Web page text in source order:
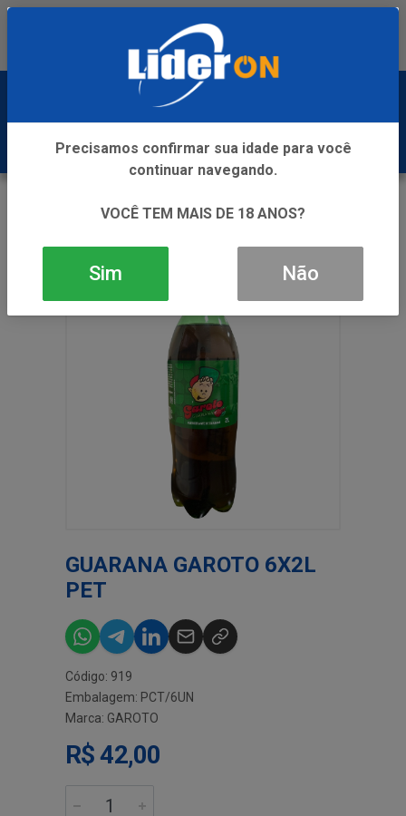
REFRIGERANTE
GUARANA GAROTO 6X2L
PET
Código: 919
Embalagem: PCT/6UN
Marca: GAROTO
R$ 42,00
Precisamos confirmar sua idade para você
continuar navegando.
VOCÊ TEM MAIS DE 18 ANOS?
Sim Não